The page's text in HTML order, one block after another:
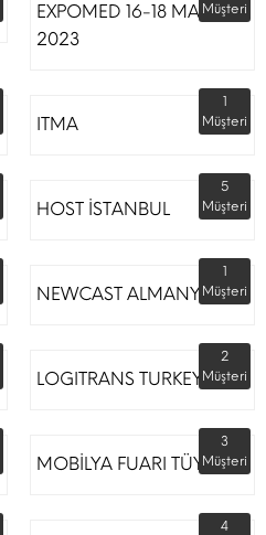
EXPOMED 16-18 MART
2023
Müşteri
ITMA
1
Müşteri
HOST İSTANBUL
5
Müşteri
NEWCAST ALMANYA
1
Müşteri
LOGITRANS TURKEY
2
Müşteri
MOBİLYA FUARI TÜYAP
3
Müşteri
4